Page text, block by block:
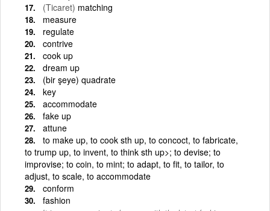
(Ticaret) matching
measure
regulate
contrive
cook up
dream up
(bir şeye) quadrate
key
accommodate
fake up
attune
to make up, to cook sth up, to concoct, to fabricate,
to trump up, to invent, to think sth up>; to devise; to
improvise; to coin, to mint; to adapt, to fit, to tailor, to
adjust, to scale, to accommodate
conform
fashion